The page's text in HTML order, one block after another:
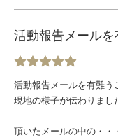
活動報告メールを
活動報告メールを有難う
現地の様子が伝わりまし
頂いたメールの中の・・